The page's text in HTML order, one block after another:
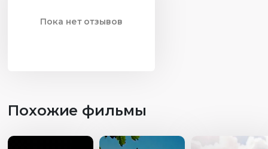
Пока нет отзывов
Похожие фильмы